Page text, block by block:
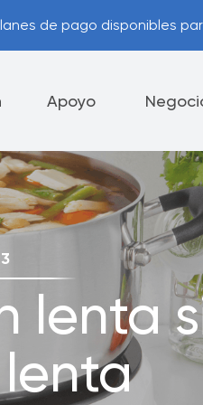
de pago disponibles
Vajilla
Apoyo
Útiles
de Pago
lenta